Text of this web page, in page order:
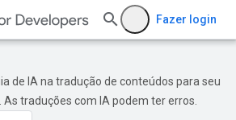
Fazer login
de IA na tradução de conteúdos para seu
traduções com IA podem ter erros.